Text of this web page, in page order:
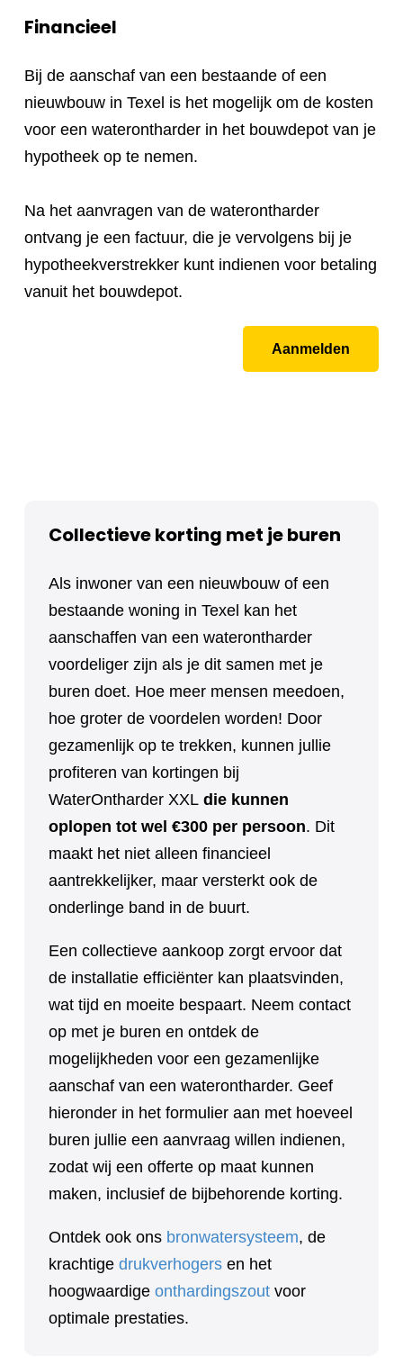
Financieel
Bij de aanschaf van een bestaande of een
nieuwbouw in Texel is het mogelijk om de kosten
voor een waterontharder in het bouwdepot van je
hypotheek op te nemen.
Na het aanvragen van de waterontharder
ontvang je een factuur, die je vervolgens bij je
hypotheekverstrekker kunt indienen voor betaling
vanuit het bouwdepot.
Aanmelden
Collectieve korting met je buren
Als inwoner van een nieuwbouw of een
bestaande woning in Texel kan het
aanschaffen van een waterontharder
voordeliger zijn als je dit samen met je
buren doet. Hoe meer mensen meedoen,
hoe groter de voordelen worden! Door
gezamenlijk op te trekken, kunnen jullie
profiteren van kortingen bij
WaterOntharder XXL die kunnen
oplopen tot wel €300 per persoon. Dit
maakt het niet alleen financieel
aantrekkelijker, maar versterkt ook de
onderlinge band in de buurt.
Een collectieve aankoop zorgt ervoor dat
de installatie efficiënter kan plaatsvinden,
wat tijd en moeite bespaart. Neem contact
op met je buren en ontdek de
mogelijkheden voor een gezamenlijke
aanschaf van een waterontharder. Geef
hieronder in het formulier aan met hoeveel
buren jullie een aanvraag willen indienen,
zodat wij een offerte op maat kunnen
maken, inclusief de bijbehorende korting.
Ontdek ook ons bronwatersysteem, de
krachtige drukverhogers en het
hoogwaardige onthardingszout voor
optimale prestaties.